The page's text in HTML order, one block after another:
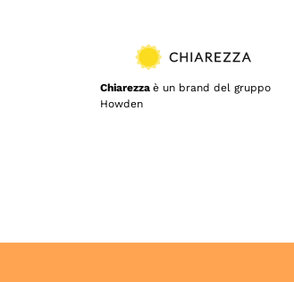
Chiarezza è un brand del gruppo
Howden